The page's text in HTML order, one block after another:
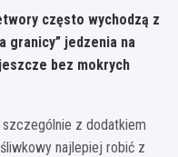
często wychodzą z
granicy” jedzenia na
bez mokrych
z dodatkiem
najlepiej robić z